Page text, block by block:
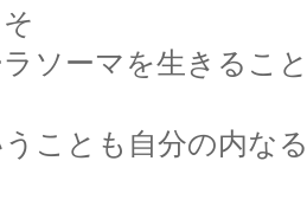
ソーマを生きるこ
ことも自分の内な